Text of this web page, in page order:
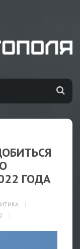
ГОДА
0